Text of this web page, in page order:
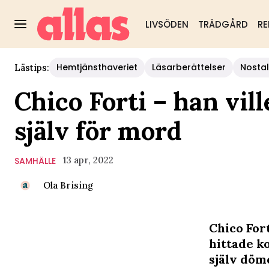
LIVSÖDEN TRÄDGÅRD
Lästips: Hemtjänsthaveriet Läsarberättelser
Chico Forti – han
själv för mord
SAMHÄLLE 13 apr, 2022
Ola Brising
Chico
hittade
själv